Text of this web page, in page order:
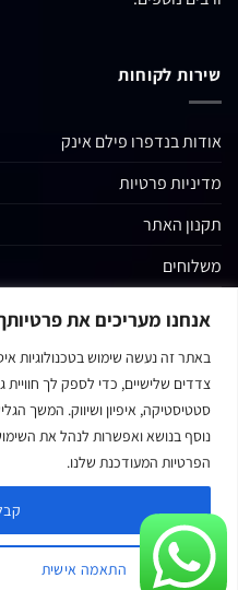
אנחנו מעריכים את
צדדים שלישיים, כדי לספק לך חוויית
סטטיסטיקה, איפיון ושיווק. המשך
נוסף בנושא ואפשרות לנהל את
הפרטיות המעודכנת שלנו.
התאמה אישית
שירות לקוחות
אודות בנדפרו פילם אינק
מדיניות פרטיות
תקנון האתר
משלוחים
קטגוריות נוספות
צור קשר
נגישות אתר האינטרנט